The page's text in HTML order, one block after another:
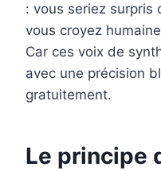
: vous seriez surpris
vous croyez
Car ces voix de
avec une précision
gratuitement.
Le principe